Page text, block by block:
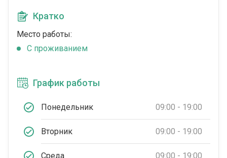
Кратко
Место работы:
C проживанием
График работы
Понедельник 09:00 - 19:00
Вторник 09:00 - 19:00
Среда 09:00 - 19:00